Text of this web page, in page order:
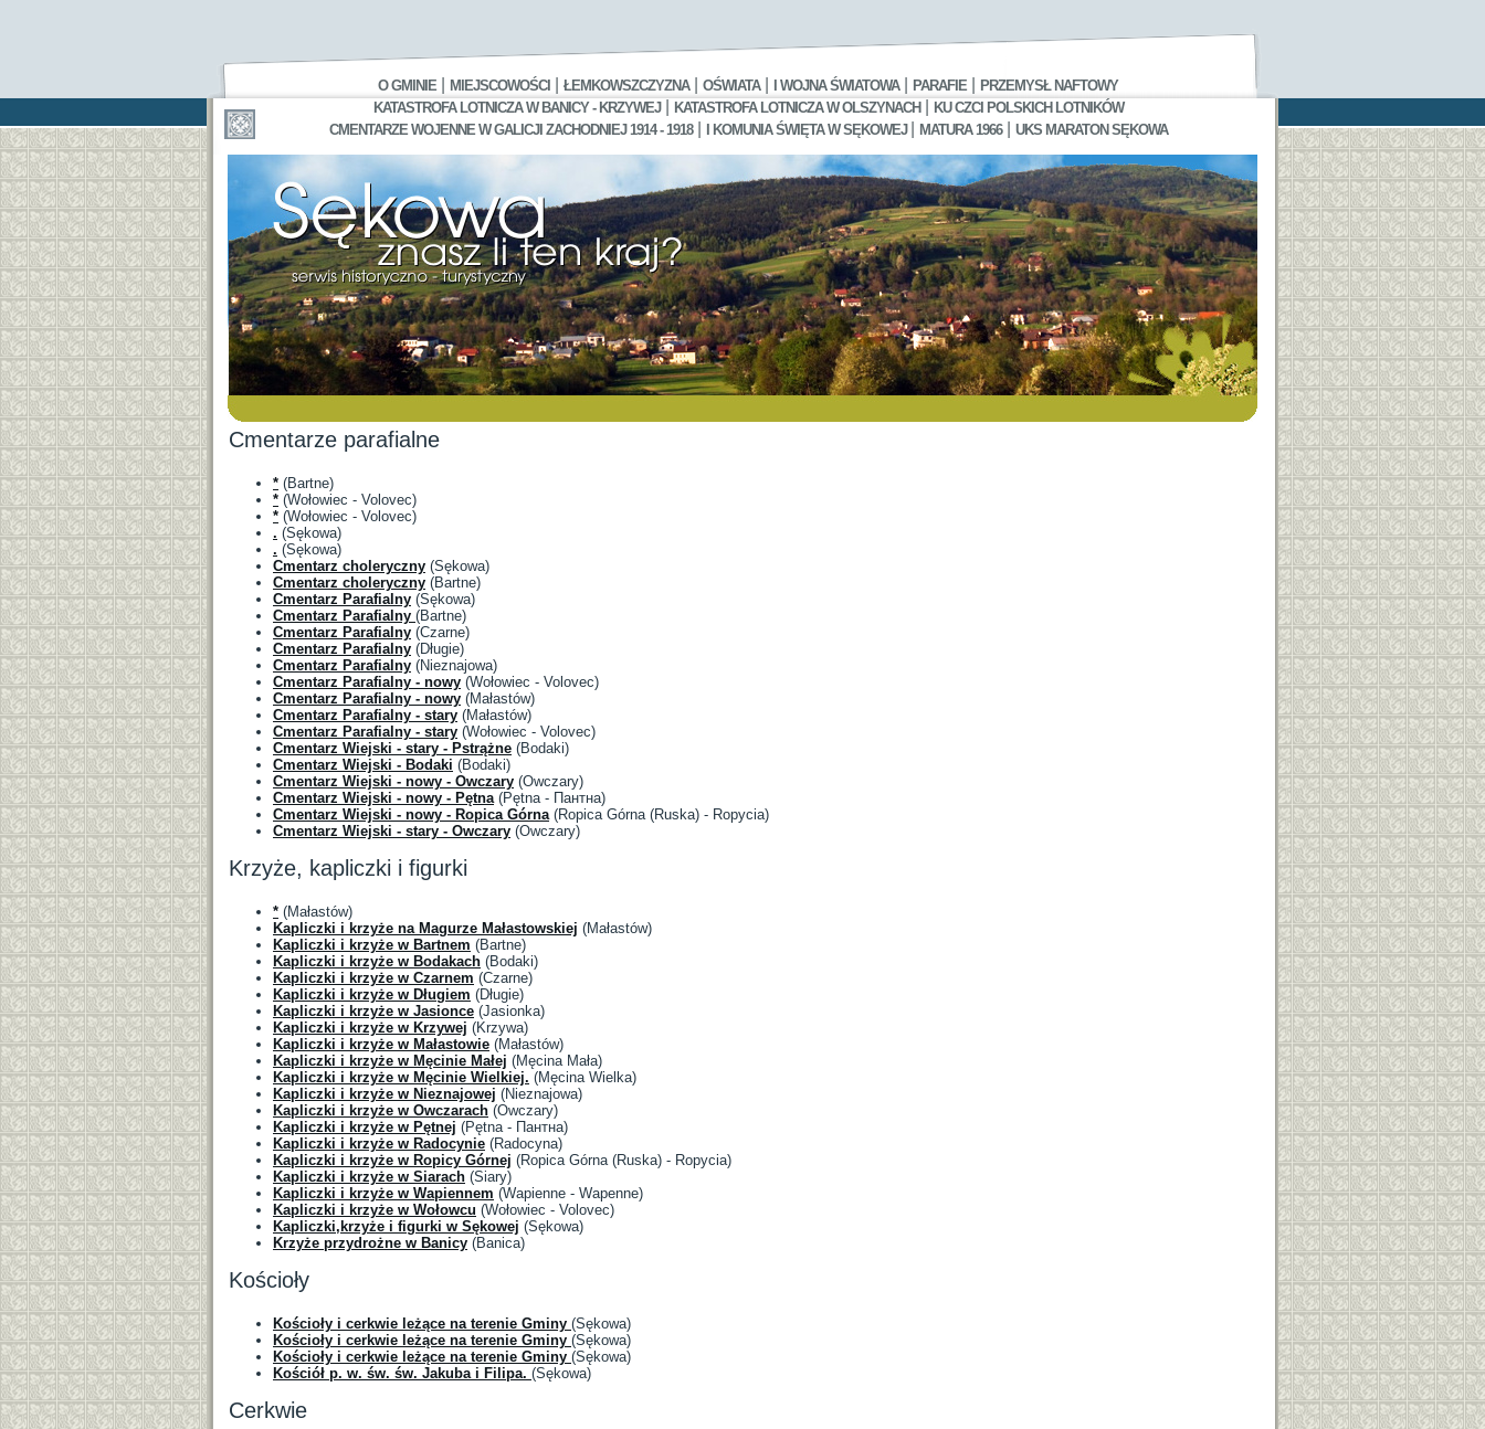
O GMINIE MIEJSCOWOŚCI ŁEMKOWSZCZYZNA| OŚWIATA| I WOJNA ŚWIATOWA| PARAFIE
PRZEMYSŁ NAFTOWY
KATASTROFA LOTNICZA W BANICY - KRZYWEJ| KATASTROFA LOTNICZA W OLSZYNACH|
KU CZCI POLSKICH LOTNIKÓW
CMENTARZE WOJENNE W GALICJI ZACHODNIEJ 1914 - 1918| I KOMUNIA ŚWIĘTA W SĘKOWEJ MATURA 1966| UKS MARATON SĘKOWA
Cmentarze parafialne
* (Bartne)
* (Wołowiec - Volovec)
* (Wołowiec - Volovec)
. (Sękowa)
. (Sękowa)
Cmentarz choleryczny (Sękowa)
Cmentarz choleryczny (Bartne)
Cmentarz Parafialny (Sękowa)
Cmentarz Parafialny (Bartne)
Cmentarz Parafialny (Czarne)
Cmentarz Parafialny (Długie)
Cmentarz Parafialny (Nieznajowa)
Cmentarz Parafialny - nowy (Wołowiec - Volovec)
Cmentarz Parafialny - nowy (Małastów)
Cmentarz Parafialny - stary (Małastów)
Cmentarz Parafialny - stary (Wołowiec - Volovec)
Cmentarz Wiejski - stary - Pstrążne (Bodaki)
Cmentarz Wiejski - Bodaki (Bodaki)
Cmentarz Wiejski - nowy - Owczary (Owczary)
Cmentarz Wiejski - nowy - Pętna(Pętna - Пантна)
Cmentarz Wiejski - nowy - Ropica Górna(Ropica Górna (Ruska) - Ropycia)
Cmentarz Wiejski - stary - Owczary (Owczary)
Krzyże, kapliczki i figurki
* (Małastów)
Kapliczki i krzyże na Magurze Małastowskiej (Małastów)
Kapliczki i krzyże w Bartnem (Bartne)
Kapliczki i krzyże w Bodakach (Bodaki)
Kapliczki i krzyże w Czarnem (Czarne)
Kapliczki i krzyże w Długiem (Długie)
Kapliczki i krzyże w Jasionce (Jasionka)
Kapliczki i krzyże w Krzywej (Krzywa)
Kapliczki i krzyże w Małastowie (Małastów)
Kapliczki i krzyże w Męcinie Małej (Męcina Mała)
Kapliczki i krzyże w Męcinie Wielkiej. (Męcina Wielka)
Kapliczki i krzyże w Nieznajowej (Nieznajowa)
Kapliczki i krzyże w Owczarach (Owczary)
Kapliczki i krzyże w Pętnej (Pętna - Пантна)
Kapliczki i krzyże w Radocynie (Radocyna)
Kapliczki i krzyże w Ropicy Górnej (Ropica Górna (Ruska) - Ropycia)
Kapliczki i krzyże w Siarach (Siary)
Kapliczki i krzyże w Wapiennem (Wapienne - Wapenne)
Kapliczki i krzyże w Wołowcu (Wołowiec - Volovec)
Kapliczki,krzyże i figurki w Sękowej (Sękowa)
Krzyże przydrożne w Banicy (Banica)
Kościoły
Kościoły i cerkwie leżące na terenie Gminy (Sękowa)
Kościoły i cerkwie leżące na terenie Gminy (Sękowa)
Kościoły i cerkwie leżące na terenie Gminy (Sękowa)
Kościół p. w. św. św. Jakuba i Filipa. (Sękowa)
Cerkwie